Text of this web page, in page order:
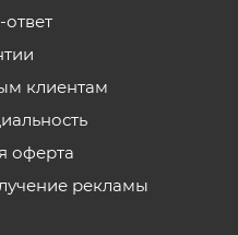
клиентам
оферта
рекламы